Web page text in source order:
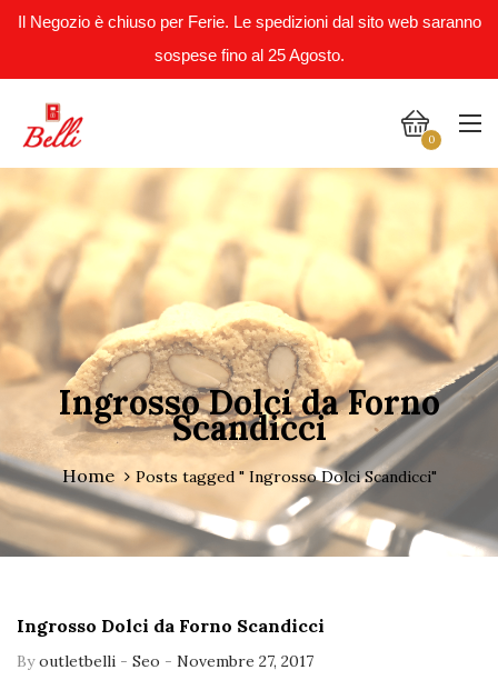
Il Negozio è chiuso per Ferie. Le spedizioni dal sito web saranno
sospese fino al 25 Agosto.
0
Ingrosso Dolci da Forno
Scandicci
Home Posts tagged " Ingrosso Dolci Scandicci"
Ingrosso Dolci da Forno Scandicci
Byoutletbelli - Seo - Novembre 27, 2017